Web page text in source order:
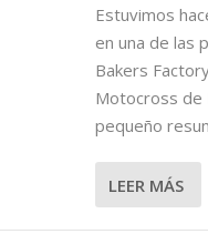
Estuvimos
en una de las
Bakers
Motocross de
pequeño
LEER MÁS